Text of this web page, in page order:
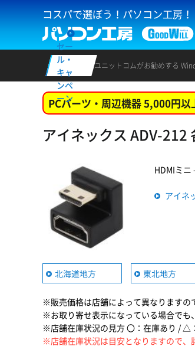
コスパで選ぼう！パソコン工房！
セー
ル・
キャ
ンペ
ーン
ユニットコムがお勧めする
PCパーツ・周辺機器 5,000円以
アイネックス ADV-212
HDMIミニ
アイネ
北海道地方 東北地方
※販売価格は店舗によって異なりますの
※お取り寄せ表示になっている場合でも
※店舗在庫状況の見方 〇：在庫あり / △
※店舗在庫状況は目安となりますので、